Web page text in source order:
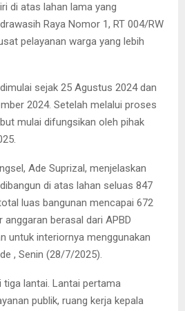
di atas lahan lama yang
Raya Nomor 1, RT 004/RW
pelayanan warga yang lebih
sejak 25 Agustus 2024 dan
2024. Setelah melalui proses
mulai difungsikan oleh pihak
Ade Suprizal, menjelaskan
di atas lahan seluas 847
luas bangunan mencapai 672
anggaran berasal dari APBD
untuk interiornya menggunakan
, Senin (28/7/2025).
tiga lantai. Lantai pertama
publik, ruang kerja kepala